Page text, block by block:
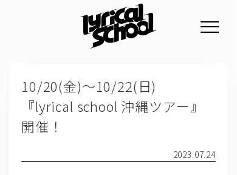
10/20(金)～10/22(日)
『lyrical school 沖縄ツアー』
開催！
2023.07.24
PROFILE
SCHEDULE
GOODS